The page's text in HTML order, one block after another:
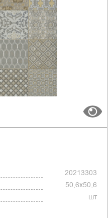
20213303
50,6x50,6
шт